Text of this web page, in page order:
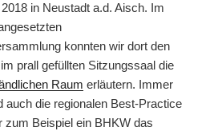
in Neustadt a.d. Aisch. Im
konnten wir dort den
prall gefüllten Sitzungssaal die
Raum erläutern. Immer
auch die regionalen Best-Practice
zum Beispiel ein BHKW das